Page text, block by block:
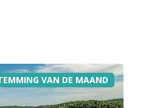
VAN DE MAAND